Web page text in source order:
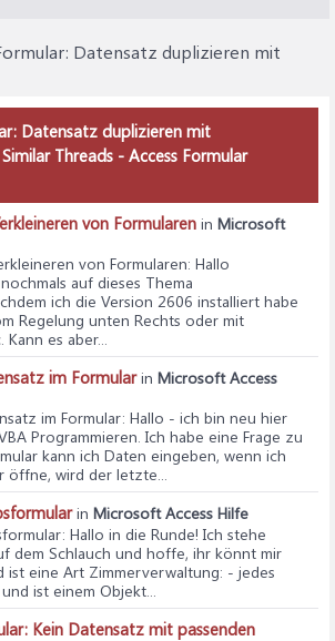
Datensatz duplizieren mit
Datensatz duplizieren mit
Threads - Access Formular
von Formularen in Microsoft
von Formularen: Hallo
auf dieses Thema
ich die Version 2606 installiert habe
Regelung unten Rechts oder mit
Kann es aber...
im Formularin Microsoft Access
im Formular: Hallo - ich bin neu hier
Programmieren. Ich habe eine Frage zu
kann ich Daten eingeben, wenn ich
öffne, wird der letzte...
in Microsoft Access Hilfe
: Hallo in die Runde! Ich stehe
dem Schlauch und hoffe, ihr könnt mir
ist eine Art Zimmerverwaltung: - jedes
ist einem Objekt...
Kein Datensatz mit passenden